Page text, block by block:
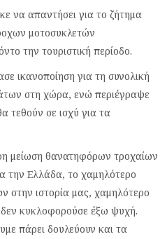
να απαντήσει για το ζήτημα
μοτοσυκλετών
την τουριστική περίοδο.
ικανοποίηση για τη συνολική
στη χώρα, ενώ περιέγραψε
τεθούν σε ισχύ για τα
μείωση θανατηφόρων τροχαίων
την Ελλάδα, το χαμηλότερο
στην ιστορία μας, χαμηλότερο
κυκλοφορούσε έξω ψυχή.
πάρει δουλεύουν και τα